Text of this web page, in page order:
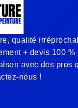
qualité
+ devis 100 %
avec des pros
nous !